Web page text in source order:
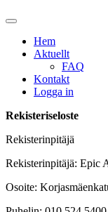
Hem
Aktuellt
FAQ
Kontakt
Logga in
Rekisteriseloste
Rekisterinpitäjä
Rekisterinpitäjä: Epic
Osoite: